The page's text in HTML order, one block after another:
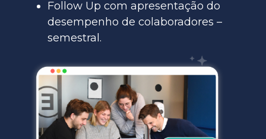
Follow Up com apresentação do
desempenho de colaboradores –
semestral.